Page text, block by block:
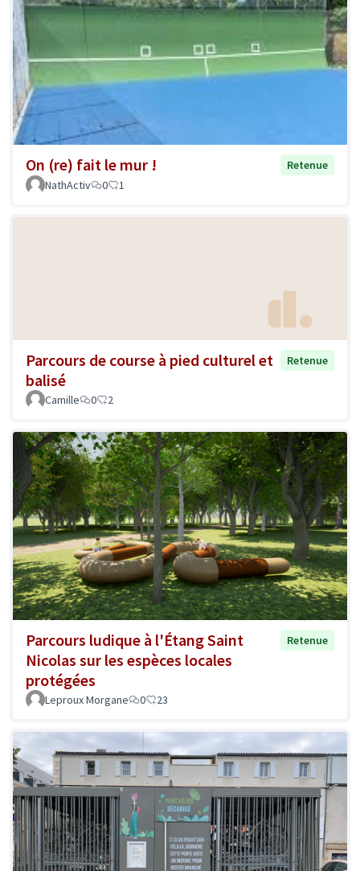
On (re) fait le mur !
Retenue
NathActiv
0 1
Parcours de course à pied culturel et
balisé
Retenue
Camille 0 2
Parcours ludique à l'Étang Saint
Nicolas sur les espèces locales
protégées
Retenue
Leproux Morgane 0 23